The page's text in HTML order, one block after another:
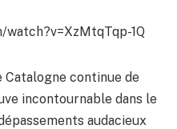
1Q
Catalogne continue de
incontournable dans le
audacieux